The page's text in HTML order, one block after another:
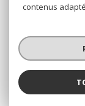
Nos
contenus